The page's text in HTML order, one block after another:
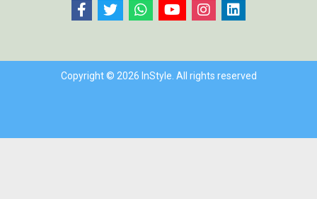
Copyright © 2026 InStyle. All rights reserved